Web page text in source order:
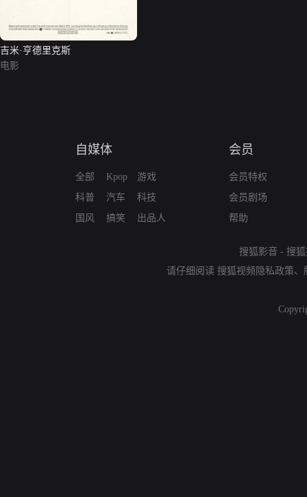
吉米·亨德里克斯
电影
自媒体
全部
科普
国风
Kpop
汽车
搞笑
游戏
科技
出品人
会员
会员特权
会员剧场
帮助
搜狐影音 - 搜
请仔细阅读 搜狐视频隐私政策、